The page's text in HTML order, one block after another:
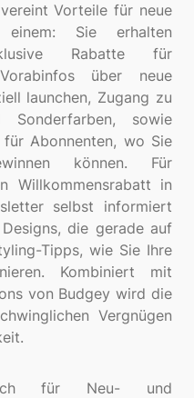
Vorteile für neue
Sie erhalten
Rabatte für
über neue
launchen, Zugang zu
sowie
Abonnenten, wo Sie
können. Für
Willkommensrabatt in
selbst informiert
die gerade auf
Tipps, wie Sie Ihre
Kombiniert mit
von Budgey wird die
Vergnügen
für Neu- und